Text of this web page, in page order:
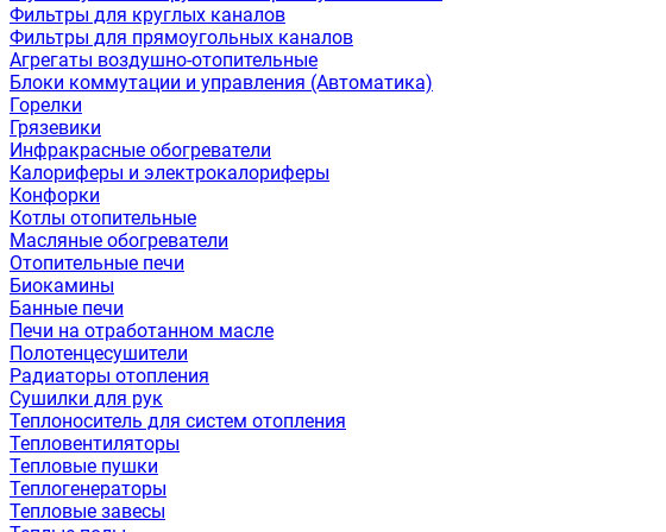
Фильтры для круглых каналов
Фильтры для прямоугольных каналов
Агрегаты воздушно-отопительные
Блоки коммутации и управления (Автоматика)
Горелки
Грязевики
Инфракрасные обогреватели
Калориферы и электрокалориферы
Конфорки
Котлы отопительные
Масляные обогреватели
Отопительные печи
Биокамины
Банные печи
Печи на отработанном масле
Полотенцесушители
Радиаторы отопления
Сушилки для рук
Теплоноситель для систем отопления
Тепловентиляторы
Тепловые пушки
Теплогенераторы
Тепловые завесы